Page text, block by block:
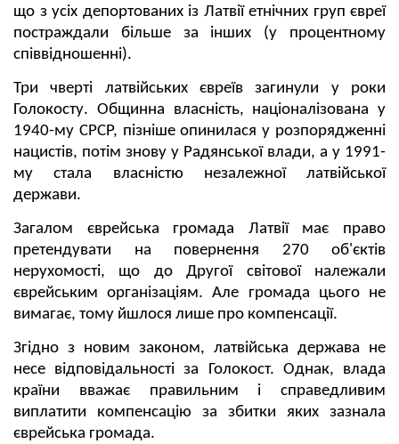
що з усіх депортованих із Латвії етнічних груп євреї
постраждали більше за інших (у процентному
співвідношенні).
Три чверті латвійських євреїв загинули у роки
Голокосту. Общинна власність, націоналізована у
1940-му СРСР, пізніше опинилася у розпорядженні
нацистів, потім знову у Радянської влади, а у 1991-
му стала власністю незалежної латвійської
держави.
Загалом єврейська громада Латвії має право
претендувати на повернення 270 об'єктів
нерухомості, що до Другої світової належали
єврейським організаціям. Але громада цього не
вимагає, тому йшлося лише про компенсації.
Згідно з новим законом, латвійська держава не
несе відповідальності за Голокост. Однак, влада
країни вважає правильним і справедливим
виплатити компенсацію за збитки яких зазнала
єврейська громада.